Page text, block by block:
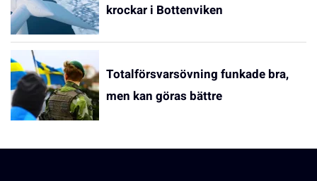
krockar i Bottenviken
Totalförsvarsövning funkade bra,
men kan göras bättre